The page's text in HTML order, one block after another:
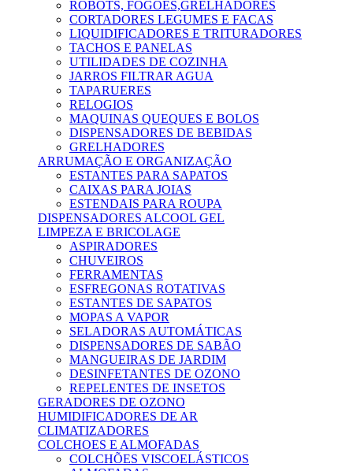
ROBOTS, FOGÕES,GRELHADORES
CORTADORES LEGUMES E FACAS
LIQUIDIFICADORES E TRITURADORES
TACHOS E PANELAS
UTILIDADES DE COZINHA
JARROS FILTRAR AGUA
TAPARUERES
RELOGIOS
MAQUINAS QUEQUES E BOLOS
DISPENSADORES DE BEBIDAS
GRELHADORES
ARRUMAÇÃO E ORGANIZAÇÃO
ESTANTES PARA SAPATOS
CAIXAS PARA JOIAS
ESTENDAIS PARA ROUPA
DISPENSADORES ALCOOL GEL
LIMPEZA E BRICOLAGE
ASPIRADORES
CHUVEIROS
FERRAMENTAS
ESFREGONAS ROTATIVAS
ESTANTES DE SAPATOS
MOPAS A VAPOR
SELADORAS AUTOMÁTICAS
DISPENSADORES DE SABÃO
MANGUEIRAS DE JARDIM
DESINFETANTES DE OZONO
REPELENTES DE INSETOS
GERADORES DE OZONO
HUMIDIFICADORES DE AR
CLIMATIZADORES
COLCHOES E ALMOFADAS
COLCHÕES VISCOELÁSTICOS